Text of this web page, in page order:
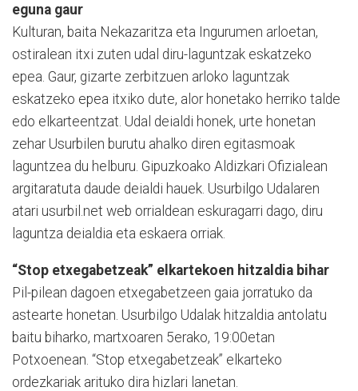
eguna gaur
Kulturan, baita Nekazaritza eta Ingurumen arloetan,
ostiralean itxi zuten udal diru-laguntzak eskatzeko
epea. Gaur, gizarte zerbitzuen arloko laguntzak
eskatzeko epea itxiko dute, alor honetako herriko talde
edo elkarteentzat. Udal deialdi honek, urte honetan
zehar Usurbilen burutu ahalko diren egitasmoak
laguntzea du helburu. Gipuzkoako Aldizkari Ofizialean
argitaratuta daude deialdi hauek. Usurbilgo Udalaren
atari usurbil.net web orrialdean eskuragarri dago, diru
laguntza deialdia eta eskaera orriak.
“Stop etxegabetzeak” elkartekoen hitzaldia bihar
Pil-pilean dagoen etxegabetzeen gaia jorratuko da
astearte honetan. Usurbilgo Udalak hitzaldia antolatu
baitu biharko, martxoaren 5erako, 19:00etan
Potxoenean. “Stop etxegabetzeak” elkarteko
ordezkariak arituko dira hizlari lanetan.